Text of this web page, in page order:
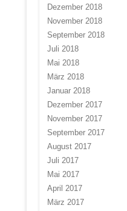
Dezember 2018
November 2018
September 2018
Juli 2018
Mai 2018
März 2018
Januar 2018
Dezember 2017
November 2017
September 2017
August 2017
Juli 2017
Mai 2017
April 2017
März 2017